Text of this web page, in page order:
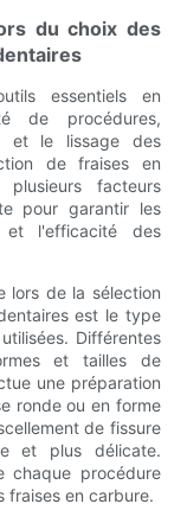
du choix des
essentiels en
de procédures,
et le lissage des
de fraises en
facteurs
pour garantir les
et l'efficacité des
lors de la sélection
est le type
Différentes
et tailles de
une préparation
ronde ou en forme
de fissure
et plus délicate.
chaque procédure
fraises en carbure.